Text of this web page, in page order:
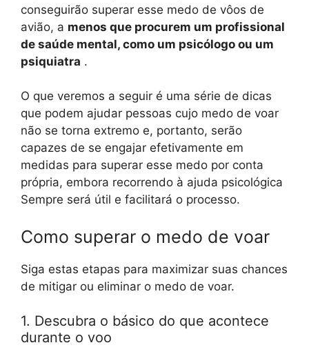
conseguirão superar esse medo de vôos de
avião, a menos que procurem um profissional
de saúde mental, como um psicólogo ou um
psiquiatra .
O que veremos a seguir é uma série de dicas
que podem ajudar pessoas cujo medo de voar
não se torna extremo e, portanto, serão
capazes de se engajar efetivamente em
medidas para superar esse medo por conta
própria, embora recorrendo à ajuda psicológica
Sempre será útil e facilitará o processo.
Como superar o medo de voar
Siga estas etapas para maximizar suas chances
de mitigar ou eliminar o medo de voar.
1. Descubra o básico do que acontece
durante o voo